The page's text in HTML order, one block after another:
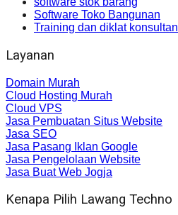
Software Toko Bangunan
Training dan diklat konsultan
Layanan
Domain Murah
Cloud Hosting Murah
Cloud VPS
Jasa Pembuatan Situs Website
Jasa SEO
Jasa Pasang Iklan Google
Jasa Pengelolaan Website
Jasa Buat Web Jogja
Kenapa Pilih Lawang Techno